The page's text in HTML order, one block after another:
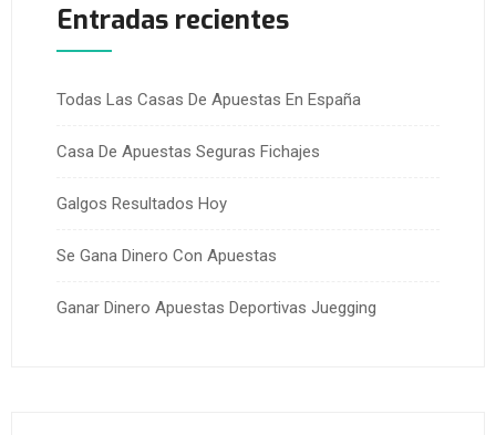
Entradas recientes
Todas Las Casas De Apuestas En España
Casa De Apuestas Seguras Fichajes
Galgos Resultados Hoy
Se Gana Dinero Con Apuestas
Ganar Dinero Apuestas Deportivas Juegging